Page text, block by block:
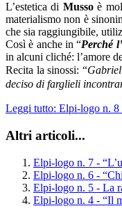
L’estetica di Mussoè
materialismo non è
che sia raggiungibile,
Così è anche in “Perché
in alcuni cliché: l’amore
Recita la sinossi: “
deciso di farglieli
Leggi tutto: Elpi-logo n. 8
Altri articoli...
Elpi-logo n. 7 -
Elpi-logo n. 6 -
Elpi-logo n. 5 - La
Elpi-logo n. 4 - “Il